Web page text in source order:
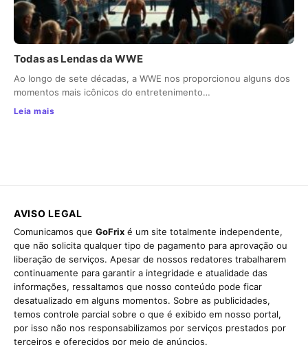
Todas as Lendas da WWE
Ao longo de sete décadas, a WWE nos proporcionou alguns dos
momentos mais icônicos do entretenimento…
Leia mais
AVISO LEGAL
Comunicamos que GoFrix é um site totalmente independente,
que não solicita qualquer tipo de pagamento para aprovação ou
liberação de serviços. Apesar de nossos redatores trabalharem
continuamente para garantir a integridade e atualidade das
informações, ressaltamos que nosso conteúdo pode ficar
desatualizado em alguns momentos. Sobre as publicidades,
temos controle parcial sobre o que é exibido em nosso portal,
por isso não nos responsabilizamos por serviços prestados por
terceiros e oferecidos por meio de anúncios.